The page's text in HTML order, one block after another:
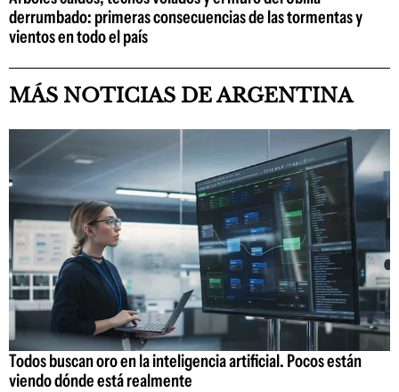
derrumbado: primeras consecuencias de las tormentas y
vientos en todo el país
MÁS NOTICIAS DE ARGENTINA
Todos buscan oro en la inteligencia artificial. Pocos están
viendo dónde está realmente